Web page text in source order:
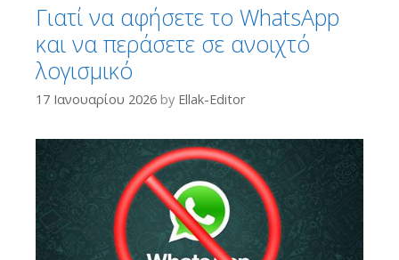
Γιατί να αφήσετε το WhatsApp
και να περάσετε σε ανοιχτό
λογισμικό
17 Ιανουαρίου 2026 by Ellak-Editor